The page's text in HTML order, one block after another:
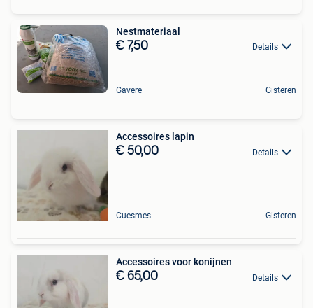
Nestmateriaal
€ 7,50 Details
Gavere Gisteren
Accessoires lapin
€ 50,00 Details
Cuesmes Gisteren
Accessoires voor konijnen
€ 65,00 Details